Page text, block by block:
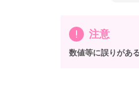
注意
数値等に誤りがあ